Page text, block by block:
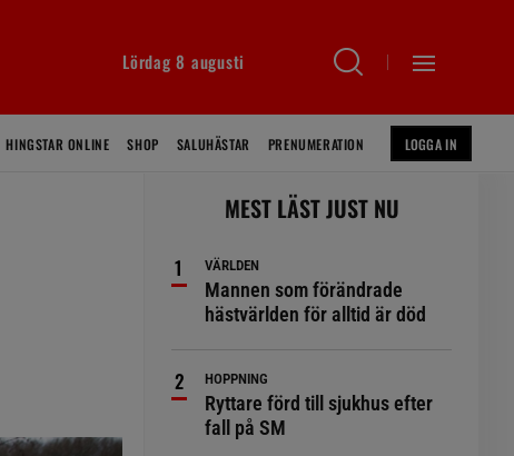
Lördag 8 augusti
HINGSTAR ONLINE SHOP SALUHÄSTAR PRENUMERATION LOGGA IN
MEST LÄST JUST NU
VÄRLDEN
Mannen som förändrade
hästvärlden för alltid är död
HOPPNING
Ryttare förd till sjukhus efter
fall på SM